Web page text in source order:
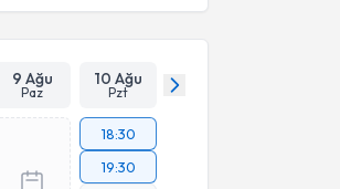
9 Ağu
Paz
10 Ağu
Pzt
18:30
19:30